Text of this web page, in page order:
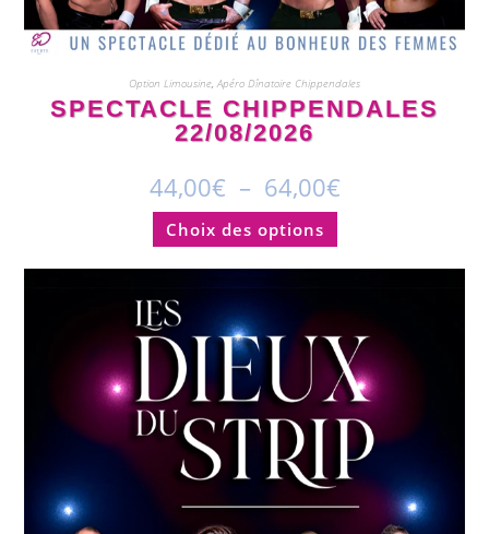
Option Limousine,Apéro Dînatoire Chippendales
SPECTACLE CHIPPENDALES
22/08/2026
44,00€ – 64,00€
Choix des options